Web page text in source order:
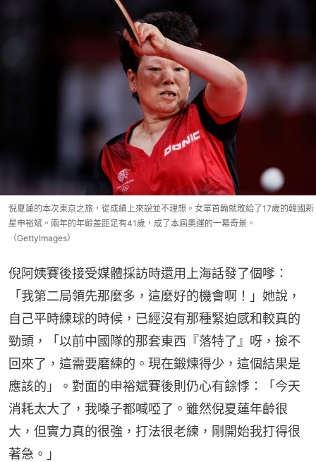
倪夏蓮的本次東京之旅，從成績上來說並不理想。女單首輪就敗給了17歲的韓國新
星申裕斌。兩年的年齡差距足有41歲，成了本屆奧運的一幕奇景。
（GettyImages）
倪阿姨賽後接受媒體採訪時還用上海話發了個嗲：
「我第二局領先那麼多，這麼好的機會啊！」她說，
自己平時練球的時候，已經沒有那種緊迫感和較真的
勁頭，「以前中國隊的那套東西『落特了』呀，撿不
回來了，這需要磨練的。現在鍛煉得少，這個結果是
應該的」。對面的申裕斌賽後則仍心有餘悸：「今天
消耗太大了，我嗓子都喊啞了。雖然倪夏蓮年齡很
大，但實力真的很強，打法很老練，剛開始我打得很
著急。」